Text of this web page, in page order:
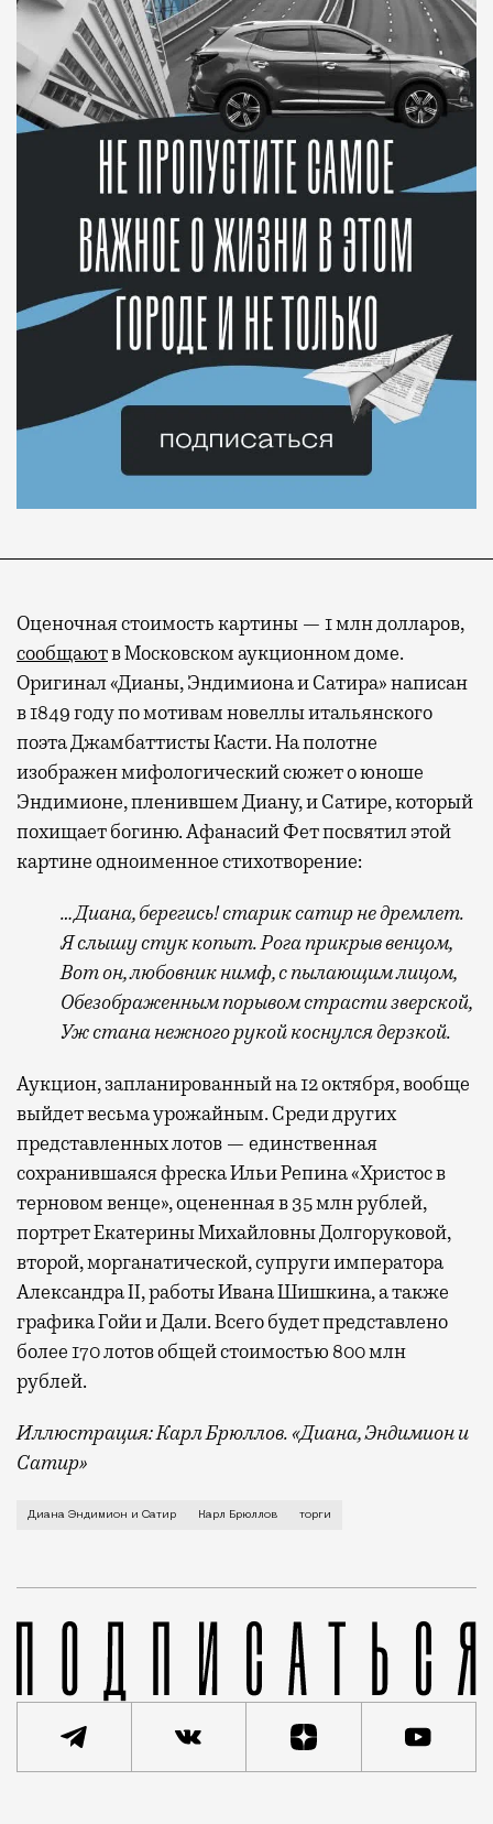
Оценочная стоимость картины — 1 млн долларов,
сообщаютв Московском аукционном доме.
Оригинал «Дианы, Эндимиона и Сатира» написан
в 1849 году по мотивам новеллы итальянского
поэта Джамбаттисты Касти. На полотне
изображен мифологический сюжет о юноше
Эндимионе, пленившем Диану, и Сатире, который
похищает богиню. Афанасий Фет посвятил этой
картине одноименное стихотворение:
… Диана, берегись! старик сатир не дремлет.
Я слышу стук копыт. Рога прикрыв венцом,
Вот он, любовник нимф, с пылающим лицом,
Обезображенным порывом страсти зверской,
Уж стана нежного рукой коснулся дерзкой.
Аукцион, запланированный на 12 октября, вообще
выйдет весьма урожайным. Среди других
представленных лотов — единственная
сохранившаяся фреска Ильи Репина «Христос в
терновом венце», оцененная в 35 млн рублей,
портрет Екатерины Михайловны Долгоруковой,
второй, морганатической, супруги императора
Александра II, работы Ивана Шишкина, а также
графика Гойи и Дали. Всего будет представлено
более 170 лотов общей стоимостью 800 млн
рублей.
Иллюстрация: Карл Брюллов. «Диана, Эндимион и
Сатир»
Речь идет о картине Карла Брюллова «Диана,
Диана Эндимион и Сатир Карл Брюллов торги